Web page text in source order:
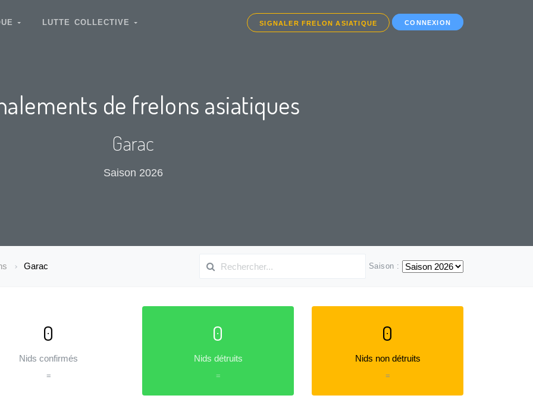
LUTTE COLLECTIVE SIGNALER FRELON ASIATIQUE CONNEXION
de frelons asiatiques
Garac
Saison 2026
Garac Saison :
0
Nids confirmés
=
0
Nids détruits
=
0
Nids non détruits
=